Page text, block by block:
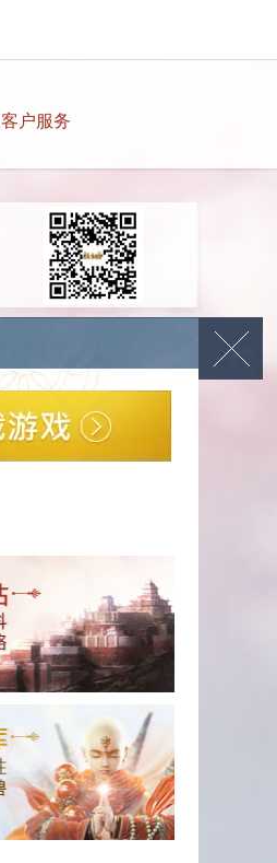
客户服务
【牛图】带点化的十步一杀，羡不羡慕